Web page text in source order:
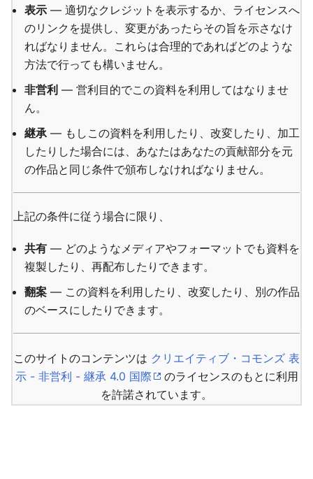
表示 — 適切なクレジットを表示するか、ライセンスへ
のリンクを提供し、変更があったらその旨を示さなけ
ればなりません。これらは合理的であればどのような
方法で行っても構いません。
非営利 — 営利目的でこの資料を利用してはなりませ
ん。
継承— もしこの資料を利用したり、改変したり、加工
したりした場合には、あなたはあなたの貢献部分を元
の作品と同じ条件で頒布しなければなりません。
上記の条件に従う場合に限り、
共有 — どのようなメディアやフォーマットでも資料を
複製したり、再配布したりできます。
翻案 — この資料を利用したり、改変したり、別の作品
のベースにしたりできます。
このサイトのコンテンツは クリエイティブ・コモンズ 表
示 - 非営利 - 継承 4.0 国際
のライセンスのもとに利用
を許諾されています。